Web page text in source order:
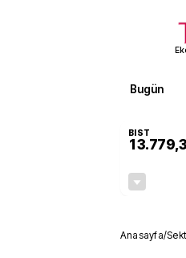
Bugün
BIST
Anasayfa/